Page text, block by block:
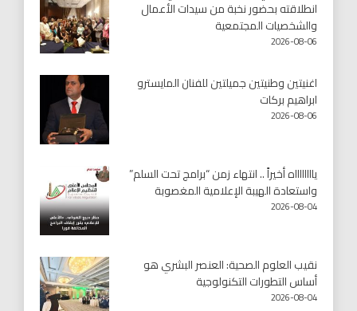
انطلاقته بحضور نخبة من سيدات الأعمال
والشخصيات المجتمعية
2026-08-06
اغنيتين وطنيتين جميلتين للفنان المايسترو
ابراهيم بركات
2026-08-06
يااااااااه أخيراً .. انتهاء زمن “برامج تحت السلم”
واستعادة الهيبة الإعلامية المغصوبة
2026-08-04
نقيب العلوم الصحية: العنصر البشري هو
أساس التطورات التكنولوجية
2026-08-04